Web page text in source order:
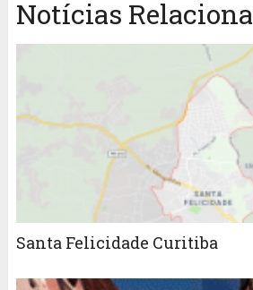
Notícias
Santa Felicidade Curitiba